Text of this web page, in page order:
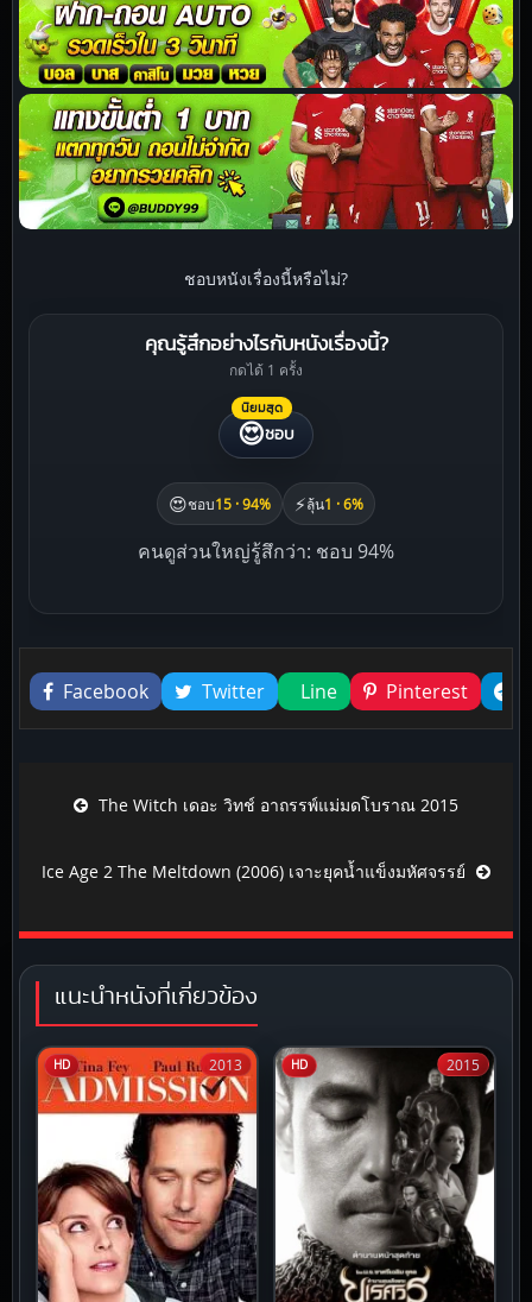
ชอบหนังเรื่องนี้หรือไม่?
คุณรู้สึกอย่างไรกับหนังเรื่องนี้?
กดได้ 1 ครั้ง
นิยมสุด
😍ชอบ
😍ชอบ15 · 94% ⚡ลุ้น1 · 6%
คนดูส่วนใหญ่รู้สึกว่า: ชอบ 94%
Liked this
Facebook
Twitter Line Pinterest
Post navigationThe Witch เดอะ วิทช์ อาถรรพ์แม่มดโบราณ 2015
Ice Age 2 The Meltdown (2006) เจาะยุคน้ำแข็งมหัศจรรย์
แนะนำหนังที่เกี่ยวข้อง
HD 2013 HD 2015